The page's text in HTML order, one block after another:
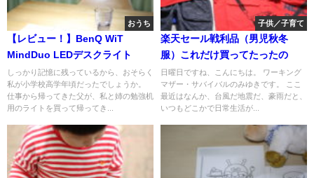
おうち
【レビュー！】BenQ WiT
MindDuo LEDデスクライト
しっかり記憶に残っているから、おそらく
私が小学校高学年頃だったでしょうか。
仕事から帰ってきた父が、私と姉の勉強机
用のライトを買って帰ってき...
子供／子育て
楽天セール戦利品（男児秋冬
服）これだけ買ってたったの
日曜日ですね、こんにちは。 ワーキング
マザー・サバイバルのみゆきです。 ここ
最近はなんか、台風だ地震だ、豪雨だと、
いつもどこかで日常生活が...